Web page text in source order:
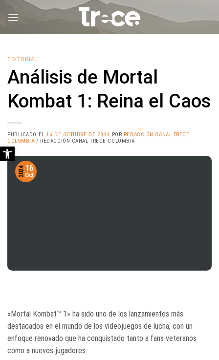
EDITORIAL
Análisis de Mortal
Kombat 1: Reina el Caos
PUBLICADO EL 16 DE OCTUBRE DE 2024 POR REDACCIÓN CANAL TRECE
COLOMBIA / REDACCIÓN CANAL TRECE COLOMBIA
16
Oct
2024
«Mortal Kombat™ 1» ha sido uno de los lanzamientos más
destacados en el mundo de los videojuegos de lucha, con un
enfoque renovado que ha conquistado tanto a fans veteranos
como a nuevos jugadores.
Abrir barra de herramientas